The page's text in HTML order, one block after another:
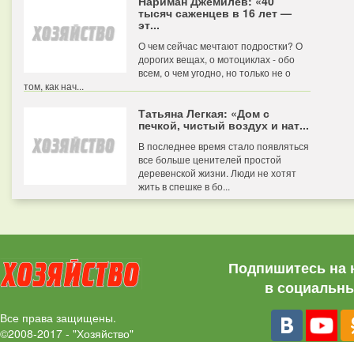
тысяч саженцев в 16 лет —
эт...
О чем сейчас мечтают подростки? О
дорогих вещах, о мотоциклах - обо
всем, о чем угодно, но только не о
том, как нач...
Татьяна Легкая: «Дом с
печкой, чистый воздух и нат...
В последнее время стало появляться
все больше ценителей простой
деревенской жизни. Люди не хотят
жить в спешке в бо...
Все права защищены.
©2008-2017 - "Хозяйство"
Подпишитесь на
в